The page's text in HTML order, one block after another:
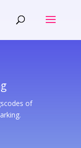
of